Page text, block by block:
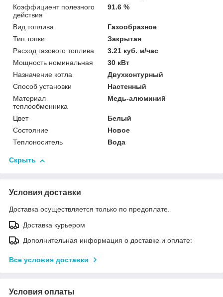
Коэффициент полезного
действия
91.6 %
Вид топлива
Газообразное
Тип топки
Закрытая
Расход газового топлива
3.21 куб. м/час
Мощность номинальная
30 кВт
Назначение котла
Двухконтурный
Способ установки
Настенный
Материал
теплообменника
Медь-алюминий
Цвет
Белый
Состояние
Новое
Теплоноситель
Вода
Скрыть
Условия доставки
Доставка осуществляется только по предоплате.
Доставка курьером
Дополнительная информация о доставке и оплате:
Все условия доставки
Условия оплаты